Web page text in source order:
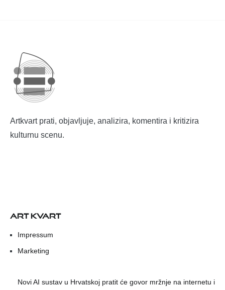
Artkvart prati, objavljuje, analizira, komentira i kritizira
kulturnu scenu.
ART KVART
Impressum
Marketing
Novi AI sustav u Hrvatskoj pratit će govor mržnje na internetu i